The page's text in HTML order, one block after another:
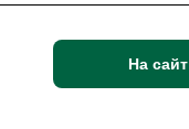
На сайт